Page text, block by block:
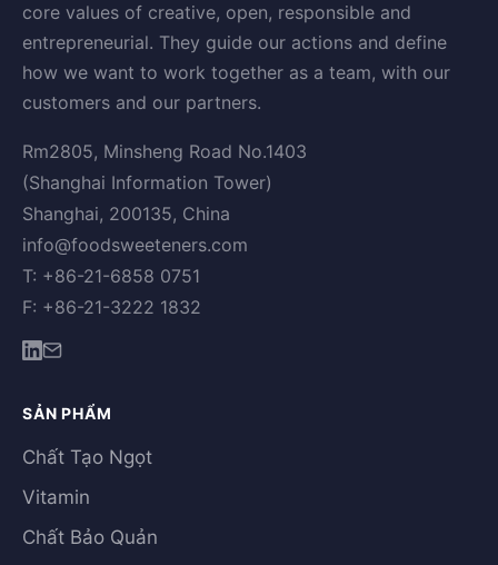
core values of creative, open, responsible and
entrepreneurial. They guide our actions and define
how we want to work together as a team, with our
customers and our partners.
Rm2805, Minsheng Road No.1403
(Shanghai Information Tower)
Shanghai, 200135, China
info@foodsweeteners.com
T: +86-21-6858 0751
F: +86-21-3222 1832
SẢN PHẨM
Chất Tạo Ngọt
Vitamin
Chất Bảo Quản